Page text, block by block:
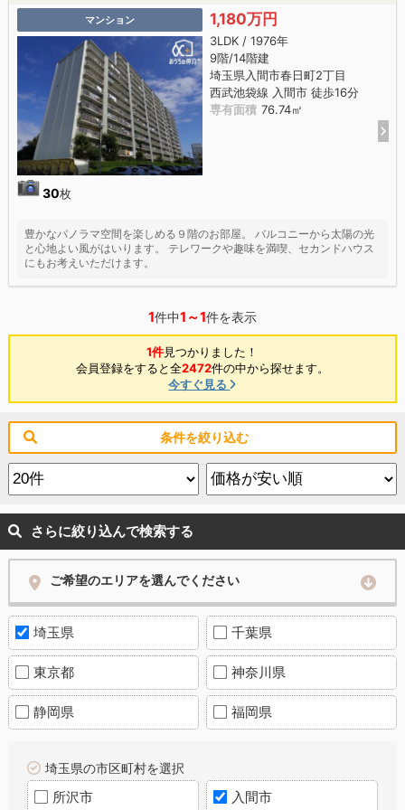
マンション
30枚
1,180万円
3LDK / 1976年
9階/14階建
埼玉県入間市春日町2丁目
西武池袋線 入間市 徒歩16分
専有面積 76.74㎡
豊かなパノラマ空間を楽しめる９階のお部屋。 バルコニーから太陽の光
と心地よい風がはいります。 テレワークや趣味を満喫、セカンドハウス
にもお考えいただけます。
1件中1～1件を表示
1件見つかりました！
会員登録をすると全2472件の中から探せます。
今すぐ見る
条件を絞り込む
さらに絞り込んで検索する
ご希望のエリアを選んでください
埼玉県 千葉県
東京都 神奈川県
静岡県 福岡県
埼玉県の市区町村を選択
所沢市 入間市